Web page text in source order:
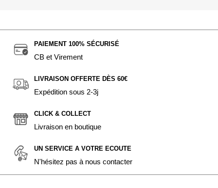
PAIEMENT 100% SÉCURISÉ
CB et Virement
LIVRAISON OFFERTE DÈS 60€
Expédition sous 2-3j
CLICK & COLLECT
Livraison en boutique
UN SERVICE A VOTRE ECOUTE
N'hésitez pas à nous contacter